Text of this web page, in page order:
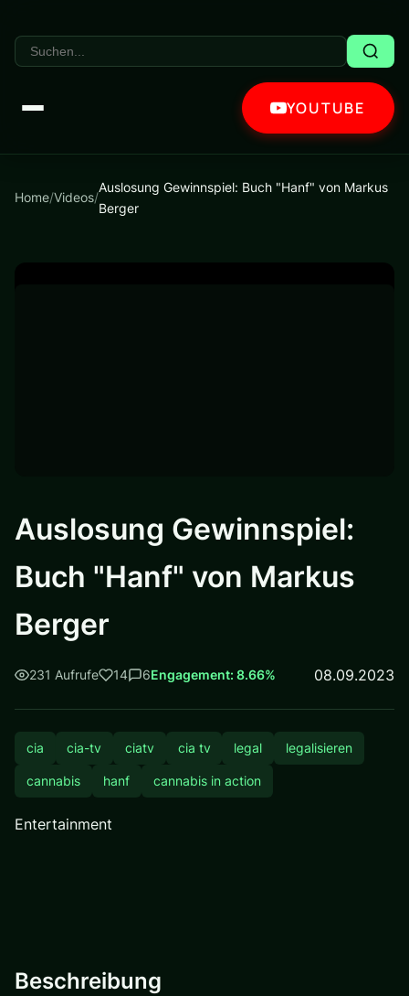
YOUTUBE
Home/Videos/
Auslosung Gewinnspiel: Buch "Hanf" von Markus
Berger
Auslosung Gewinnspiel:
Buch "Hanf" von Markus
Berger
231 Aufrufe 14 6Engagement: 8.66% 08.09.2023
cia cia-tv ciatv cia tv legal legalisieren
cannabis hanf cannabis in action
Entertainment
Beschreibung